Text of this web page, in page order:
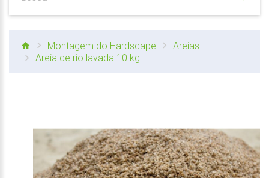
Montagem do Hardscape
Areias
Areia de rio lavada 10 kg